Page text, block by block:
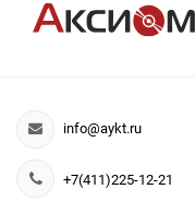
info@aykt.ru
+7(411)225-12-21